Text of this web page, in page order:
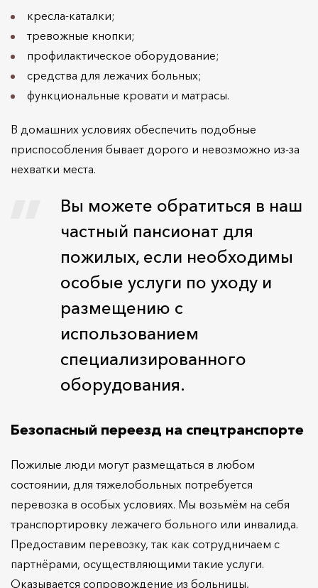
кресла-каталки;
тревожные кнопки;
профилактическое оборудование;
средства для лежачих больных;
функциональные кровати и матрасы.
В домашних условиях обеспечить подобные
приспособления бывает дорого и невозможно из-за
нехватки места.
Вы можете обратиться в наш
частный пансионат для
пожилых, если необходимы
особые услуги по уходу и
размещению с
использованием
специализированного
оборудования.
Безопасный переезд на спецтранспорте
Пожилые люди могут размещаться в любом
состоянии, для тяжелобольных потребуется
перевозка в особых условиях. Мы возьмём на себя
транспортировку лежачего больного или инвалида.
Предоставим перевозку, так как сотрудничаем с
партнёрами, осуществляющими такие услуги.
Оказывается сопровождение из больницы,